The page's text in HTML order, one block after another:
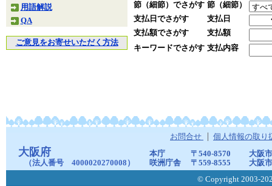
用語解説
QA
ご意見をお寄せいただく方法
節（細節）でさがす 節（細節）
支払日でさがす
支払日
支払額でさがす
支払額
キーワードでさがす 支払内容
お問合せ 個人情報の取り
大阪府
（法人番号 4000020270008）
本庁 〒540-8570
大阪
咲洲庁舎
〒559-8555
大阪
© Copyright 2003-